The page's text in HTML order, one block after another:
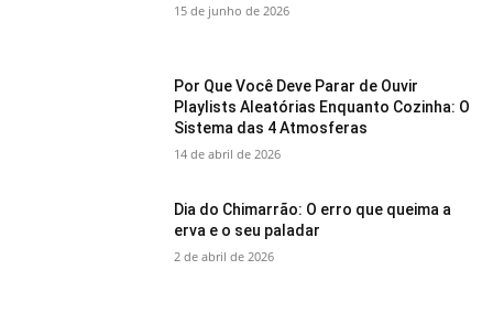
15 de junho de 2026
Por Que Você Deve Parar de Ouvir
Playlists Aleatórias Enquanto Cozinha: O
Sistema das 4 Atmosferas
14 de abril de 2026
Dia do Chimarrão: O erro que queima a
erva e o seu paladar
2 de abril de 2026